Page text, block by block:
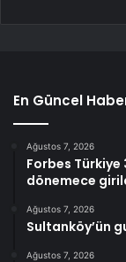
En Güncel
Ağustos 7, 2026
Forbes Türkiye
dönemece
Ağustos 7, 2026
Sultanköy’ün
Ağustos 7, 2026